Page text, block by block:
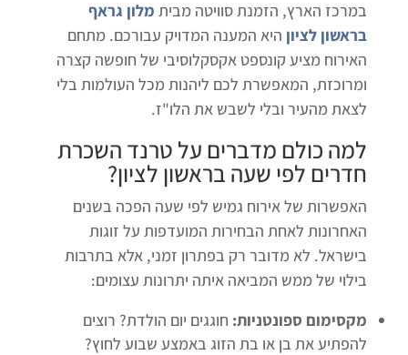
במרכז הארץ, הזמנת סוויטה מבית מלון גראף
בראשון לציון היא המענה המדויק עבורכם. מתחם
האירוח מציע קונספט אקסקלוסיבי של חופשה קצרה
ומרוכזת, המאפשרת לכם ליהנות מכל העולמות בלי
לצאת מהעיר ובלי לשבש את הלו"ז.
למה כולם מדברים על טרנד השכרת
חדרים לפי שעה בראשון לציון?
האפשרות של אירוח גמיש לפי שעה הפכה בשנים
האחרונות לאחת הבחירות המועדפות על זוגות
בישראל. לא מדובר רק בפתרון זמני, אלא בתרבות
בילוי של ממש המביאה איתה יתרונות עצומים:
מקסימום ספונטניות: חוגגים יום הולדת? רוצים
להפתיע את בן או בת הזוג באמצע שבוע לחוץ?